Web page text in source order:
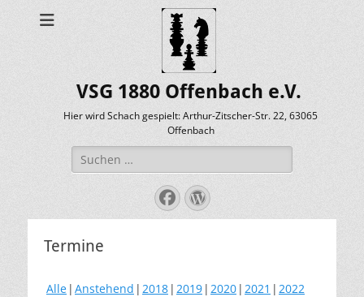
VSG 1880 Offenbach e.V.
Hier wird Schach gespielt: Arthur-Zitscher-Str. 22, 63065
Offenbach
Suche
nach:
Facebook
WordPress
Termine
Alle Anstehend 2018 2019 2020 2021
2022